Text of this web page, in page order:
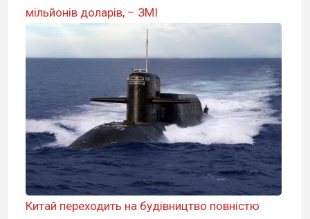
мільйонів доларів, – ЗМІ
Китай переходить на будівництво повністю